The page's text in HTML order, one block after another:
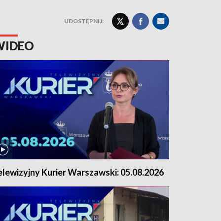
UDOSTĘPNIJ:
Kurier Warszawski: 05.08.2026